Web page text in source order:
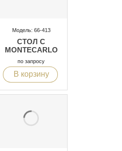
Модель: 66-413
СТОЛ С
MONTECARLO
по запросу
В корзину